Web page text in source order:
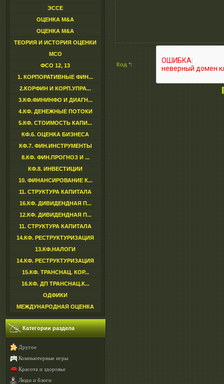
ЭССЕ
ОЦЕНКА M&A
ОЦЕНКА M&A
ТЕОРИЯ И ИСТОРИЯ ОЦЕНКИ
МСО
ФСО 12, 13
1. КОРПОРАТИВНЫЕ ФИН...
2.КОРФИН И КОРП.УПРА...
3.КФ.ФИНИНФО И ДИАГН...
4.КФ. ДЕНЕЖНЫЕ ПОТОКИ
5.КФ. СТОИМОСТЬ КАПИ...
КФ.6. ОЦЕНКА БИЗНЕСА
КФ.7. ФИН.ИНСТРУМЕНТЫ
8.КФ. ФИН.ПРОГНОЗ И ...
КФ.8. ИНВЕСТИЦИИ
10. ФИНАНСИРОВАНИЕ К...
11. СТРУКТУРА КАПИТАЛА
16.КФ. ДИВИДЕНДНАЯ П...
12.КФ. ДИВИДЕНДНАЯ П...
11. СТРУКТУРА КАПИТАЛА
14.КФ. РЕСТРУКТУРИЗАЦИЯ
13.КФ.НАЛОГИ
14.КФ. РЕСТРУКТУРИЗАЦИЯ
15.КФ. ТРАНСНАЦ. КОР...
16.КФ. ДП ТРАНСНАЦ.К...
ОДФИКИ
МЕЖДУНАРОДНАЯ ОЦЕНКА
Категории раздела
Другое
Компьютерные игры
Красота и здоровье
Люди и блоги
Код *: